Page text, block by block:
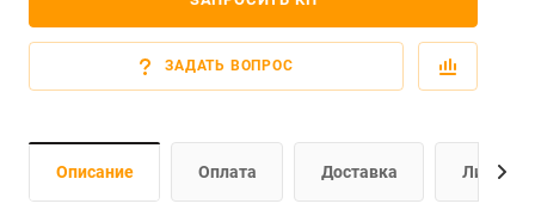
ЗАДАТЬ ВОПРОС
Описание Оплата Доставка Лизинг